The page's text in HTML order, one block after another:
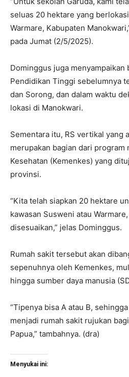
seluas 20 hektare yang
Warmare, Kabupaten
pada Jumat (2/5/2025).
Dominggus juga menyampaikan
Pendidikan Tinggi sebelumnya
dan Sorong, dan dalam waktu
lokasi di Manokwari.
Sementara itu, RS vertikal yang
merupakan bagian dari program
Kesehatan (Kemenkes) yang
provinsi.
“Kita telah siapkan 20 hektare
kawasan Susweni atau
disesuaikan,” jelas Dominggus.
Rumah sakit tersebut akan
sepenuhnya oleh Kemenkes,
hingga sumber daya manusia
“Tipenya bisa A atau B,
menjadi rumah sakit rujukan
Papua,” tambahnya. (dra)
Menyukai ini: